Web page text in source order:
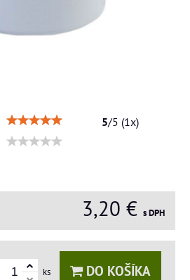
5/5 (1x)
3,20 € s DPH
ks DO KOŠÍKA